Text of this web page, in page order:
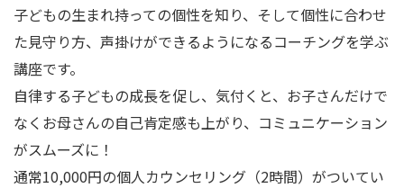
子どもの生まれ持っての個性を知り、そして個性に合わせ
た見守り方、声掛けができるようになるコーチングを学ぶ
講座です。
自律する子どもの成長を促し、気付くと、お子さんだけで
なくお母さんの自己肯定感も上がり、コミュニケーション
がスムーズに！
通常10,000円の個人カウンセリング（2時間）がついてい